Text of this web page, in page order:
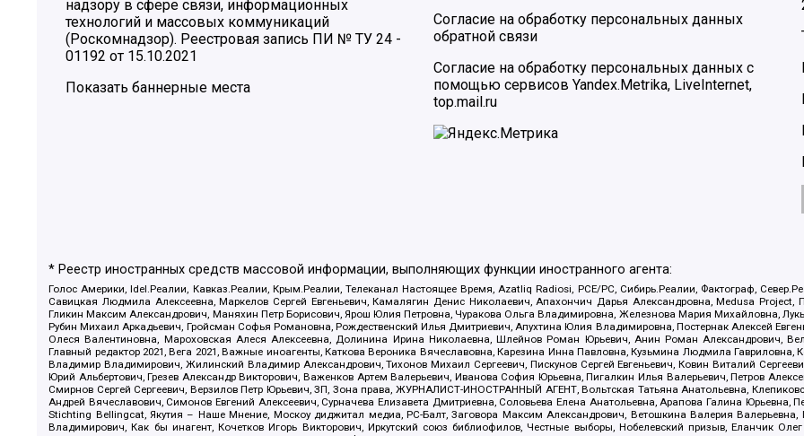
надзору в сфере связи, информационных
технологий и массовых коммуникаций
(Роскомнадзор). Реестровая запись ПИ № ТУ 24 -
01192 от 15.10.2021
Показать баннерные места
Согласие на обработку персональных данных
обратной связи
Согласие на обработку персональных данных с
помощью сервисов Yandex.Metrika, LiveInternet,
top.mail.ru
* Реестр иностранных средств массовой информации, выполняющих функции иностранного агента:
Голос Америки, Idel.Реалии, Кавказ.Реалии, Крым.Реалии, Телеканал Настоящее Время, Azatliq Radiosi, PCE/PC, Сибирь.Реалии, Фактограф,
Савицкая Людмила Алексеевна, Маркелов Сергей Евгеньевич, Камалягин Денис Николаевич, Апахончич Дарья Александровна, Medusa
Гликин Максим Александрович, Маняхин Петр Борисович, Ярош Юлия Петровна, Чуракова Ольга Владимировна, Железнова Мария Михайловна,
Рубин Михаил Аркадьевич, Гройсман Софья Романовна, Рождественский Илья Дмитриевич, Апухтина Юлия Владимировна, Постернак Алексей
Олеся Валентиновна, Мароховская Алеся Алексеевна, Долинина Ирина Николаевна, Шлейнов Роман Юрьевич, Анин Роман Александрович,
Главный редактор 2021, Вега 2021, Важные иноагенты, Каткова Вероника Вячеславовна, Карезина Инна Павловна, Кузьмина Людмила
Владимир Владимирович, Жилинский Владимир Александрович, Тихонов Михаил Сергеевич, Пискунов Сергей Евгеньевич, Ковин Виталий
Юрий Альбертович, Грезев Александр Викторович, Важенков Артем Валерьевич, Иванова София Юрьевна, Пигалкин Илья Валерьевич, Петров
Смирнов Сергей Сергеевич, Верзилов Петр Юрьевич, ЗП, Зона права, ЖУРНАЛИСТ-ИНОСТРАННЫЙ АГЕНТ, Вольтская Татьяна Анатольевна,
Андрей Вячеславович, Симонов Евгений Алексеевич, Сурначева Елизавета Дмитриевна, Соловьева Елена Анатольевна, Арапова Галина
Stichting Bellingcat, Якутия – Наше Мнение, Москоу диджитал медиа, РС-Балт, Заговора Максим Александрович, Ветошкина Валерия
Владимирович, Как бы инагент, Кочетков Игорь Викторович, Иркутский союз библиофилов, Честные выборы, Нобелевский призыв, Еланчик